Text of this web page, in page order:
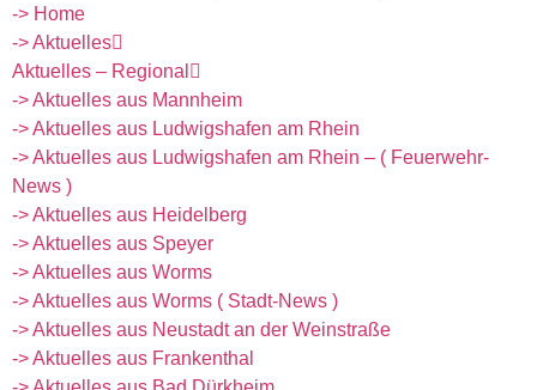
-> Home
-> Aktuelles
Aktuelles – Regional
-> Aktuelles aus Mannheim
-> Aktuelles aus Ludwigshafen am Rhein
-> Aktuelles aus Ludwigshafen am Rhein – ( Feuerwehr-
News )
-> Aktuelles aus Heidelberg
-> Aktuelles aus Speyer
-> Aktuelles aus Worms
-> Aktuelles aus Worms ( Stadt-News )
-> Aktuelles aus Neustadt an der Weinstraße
-> Aktuelles aus Frankenthal